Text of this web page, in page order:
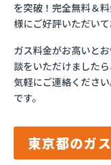
を突破！完全無料＆
様にご好評いただいて
ガス料金がお高いと
談をいただけました
気軽にご連絡くださ
です。
東京都のガ